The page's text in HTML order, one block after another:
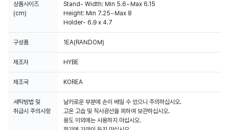
상품사이즈
(cm)
Stand- Width: Min 5.6~Max 6.15
Height: Min 7.25~Max 8
Holder- 6.9 x 4.7
구성품 1EA(RANDOM)
제조자 HYBE
제조국 KOREA
세탁방법 및
취급시 주의사항
날카로운 부분에 손이 베일 수 있으니 주의하십시오.
고온 고습 및 직사광선을 피하여 보관하십시오.
용도 이외에는 사용하지 마십시오.